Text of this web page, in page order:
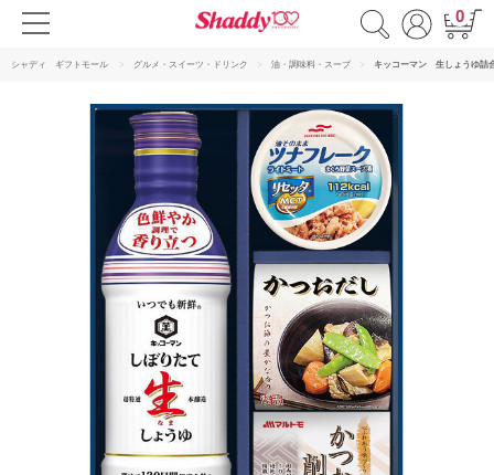
0
シャディ ギフトモール グルメ・スイーツ・ドリンク 油・調味料・スープ キッコーマン 生しょうゆ詰